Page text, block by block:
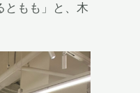
ともも」と、木